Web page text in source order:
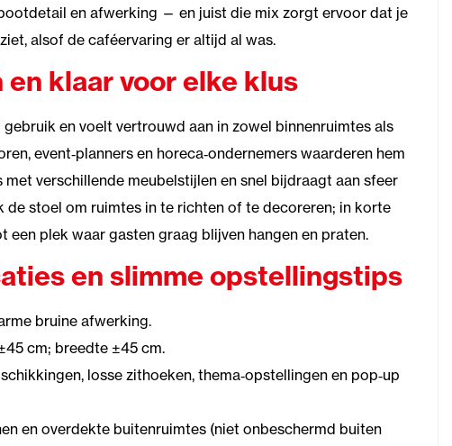
en afwerking — en juist die mix zorgt ervoor dat je
alsof de caféervaring er altijd al was.
klaar voor elke klus
en voelt vertrouwd aan in zowel binnenruimtes als
event‑planners en horeca‑ondernemers waarderen hem
verschillende meubelstijlen en snel bijdraagt aan sfeer
stoel om ruimtes in te richten of te decoreren; in korte
een plek waar gasten graag blijven hangen en praten.
en slimme opstellingstips
bruine afwerking.
cm; breedte ±45 cm.
losse zithoeken, thema‑opstellingen en pop‑up
en overdekte buitenruimtes (niet onbeschermd buiten